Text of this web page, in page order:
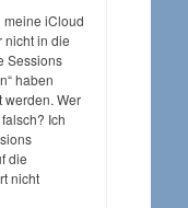
meine iCloud
nicht in die
Sessions
haben
werden. Wer
Ich
die
nicht